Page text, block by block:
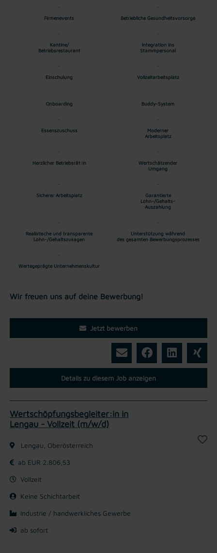
Firmenevents Betriebliche Gesundheitsvorsorge
Kantine/
Betriebsrestaurant
Integration ins
Stammpersonal
Einschulung Vollzeitarbeitsplatz
Onboarding Buddy-System
Essenszuschuss
Moderner
Arbeitsplatz
Herzlicher Betriebsrät:in
Wertschätzender
Umgang
Sicherer Arbeitsplatz
Garantierte
Lohn-/Gehalts-
Auszahlung
Realistische und transparente
Lohn-/Gehaltszusagen
Unterstützung während
des gesamten Bewerbungsprozesses
Wertegeprägte Unternehmenskultur
Wir freuen uns auf deine Bewerbung!
Jetzt bewerben
Details zu diesem Job anzeigen
Wertschöpfungsbegleiter:in in
Lengau - Vollzeit (m/w/d)
Lengau, Oberösterreich
ab EUR 2.806,53
Vollzeit
Keine Schichtarbeit
Industrie / handwerkliches Gewerbe
ab sofort